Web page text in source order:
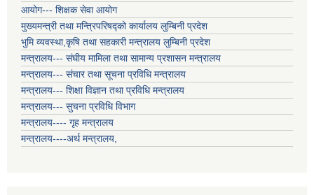
आयोग--- शिक्षक सेवा आयोग
मुख्यमन्त्री तथा मन्त्रिपरिषद्को कार्यालय लुम्बिनी प्रदेश
भुमि व्यवस्था,कृषि तथा सहकारी मन्त्रालय लुम्बिनी प्रदेश
मन्त्रालय--- संघीय मामिला तथा सामान्य प्रशासन मन्त्रालय
मन्त्रालय--- संचार तथा सूचना प्रविधि मन्त्रालय
मन्त्रालय--- शिक्षा विज्ञान तथा प्रविधि मन्त्रालय
मन्त्रालय--- सुचना प्रविधि विभाग
मन्त्रालय---- गृह मन्त्रालय
मन्त्रालय----अर्थ मन्त्रालय,